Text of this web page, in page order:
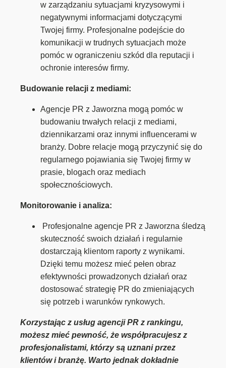
w zarządzaniu sytuacjami kryzysowymi i
negatywnymi informacjami dotyczącymi
Twojej firmy. Profesjonalne podejście do
komunikacji w trudnych sytuacjach może
pomóc w ograniczeniu szkód dla reputacji i
ochronie interesów firmy.
Budowanie relacji z mediami:
Agencje PR z Jaworzna mogą pomóc w
budowaniu trwałych relacji z mediami,
dziennikarzami oraz innymi influencerami w
branży. Dobre relacje mogą przyczynić się do
regularnego pojawiania się Twojej firmy w
prasie, blogach oraz mediach
społecznościowych.
Monitorowanie i analiza:
Profesjonalne agencje PR z Jaworzna śledzą
skuteczność swoich działań i regularnie
dostarczają klientom raporty z wynikami.
Dzięki temu możesz mieć pełen obraz
efektywności prowadzonych działań oraz
dostosować strategię PR do zmieniających
się potrzeb i warunków rynkowych.
Korzystając z usług agencji PR z rankingu,
możesz mieć pewność, że współpracujesz z
profesjonalistami, którzy są uznani przez
klientów i branżę. Warto jednak dokładnie